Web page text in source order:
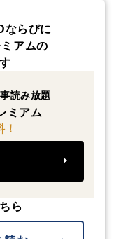
ならびに
アムの
読み放題
ミアム
ら